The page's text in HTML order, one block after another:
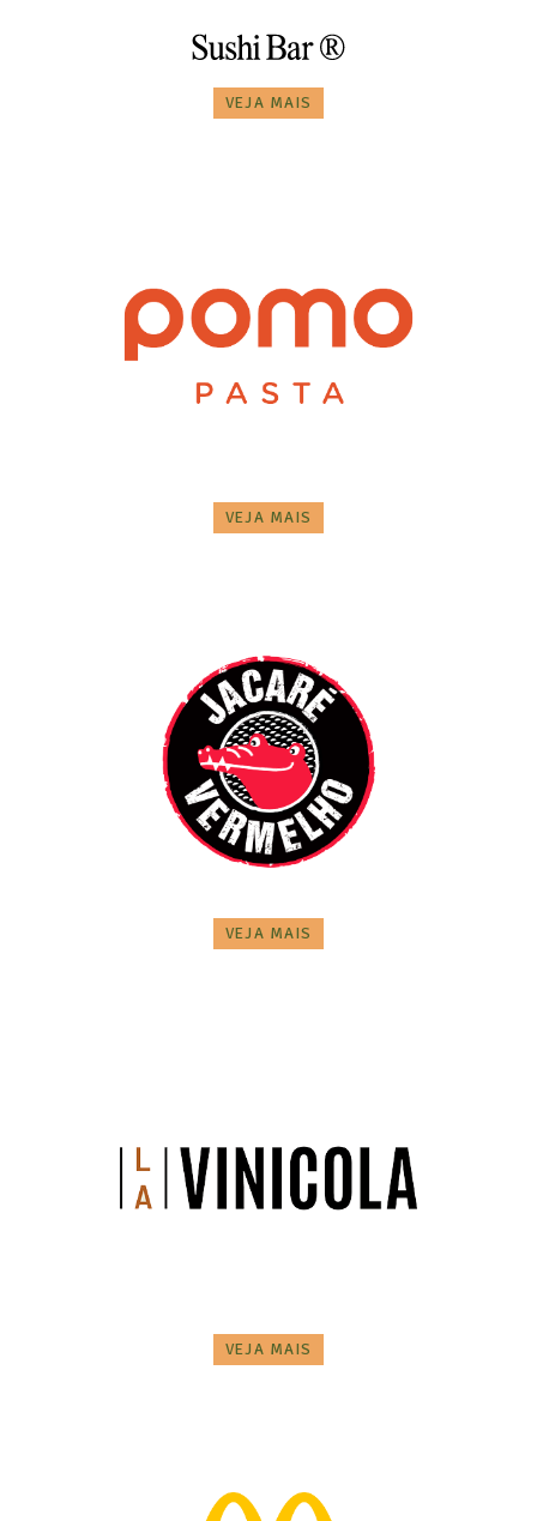
VEJA MAIS
VEJA MAIS
VEJA MAIS
VEJA MAIS